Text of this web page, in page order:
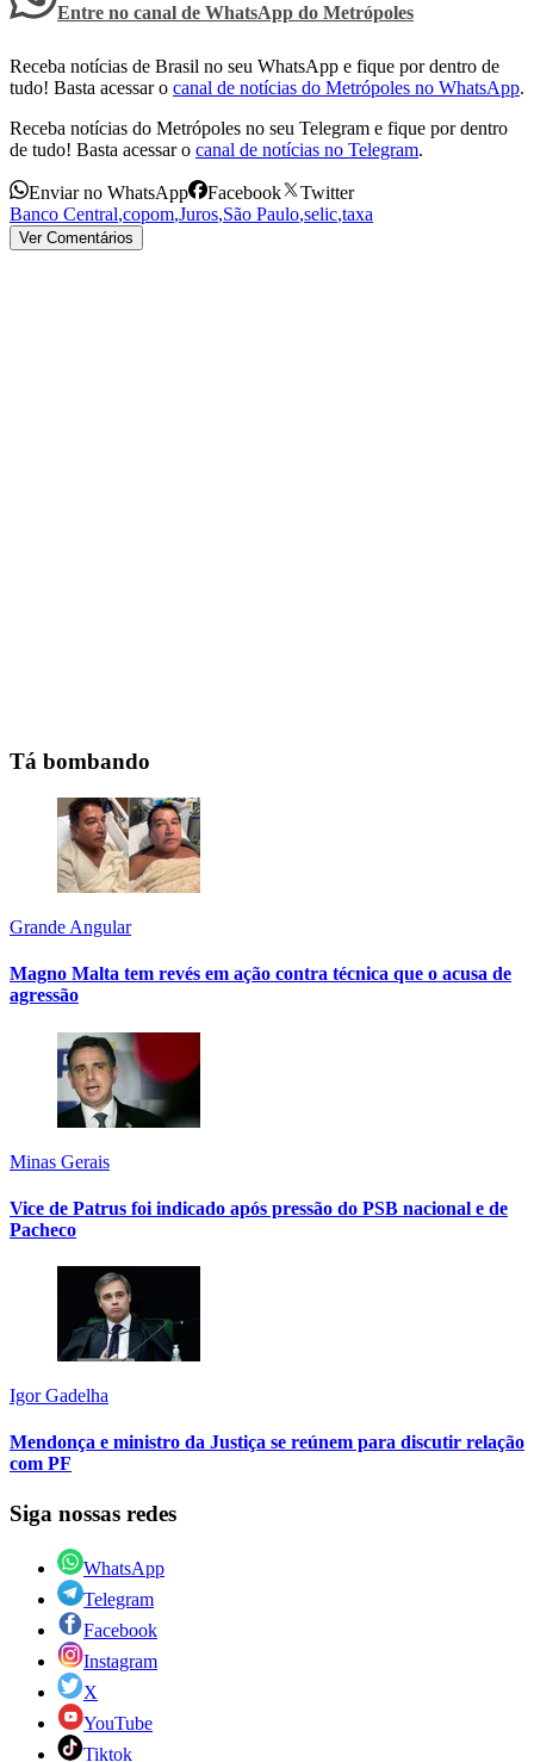
Entre no canal de WhatsApp do Metrópoles
Receba notícias de Brasil no seu WhatsApp e fique por dentro de
tudo! Basta acessar o canal de notícias do Metrópoles no WhatsApp.
Receba notícias do Metrópoles no seu Telegram e fique por dentro
de tudo! Basta acessar o canal de notícias no Telegram.
Enviar no WhatsApp Facebook
Twitter
Banco Central,copom,Juros,São Paulo,selic,taxa
Ver Comentários
Tá bombando
Grande Angular
Magno Malta tem revés em ação contra técnica que o acusa de
agressão
Minas Gerais
Vice de Patrus foi indicado após pressão do PSB nacional e de
Pacheco
Igor Gadelha
Mendonça e ministro da Justiça se reúnem para discutir relação
com PF
Siga nossas redes
WhatsApp
Telegram
Facebook
Instagram
X
YouTube
Tiktok